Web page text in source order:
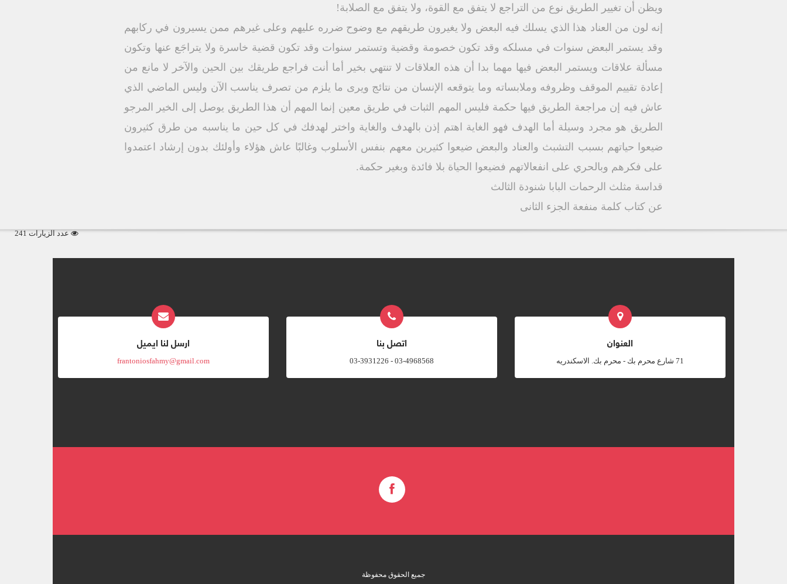
ويظن أن تغيير الطريق نوع من التراجع لا يتفق مع القوة، ولا يتفق مع الصلابة!
إنه لون من العناد هذا الذي يسلك فيه البعض ولا يغيرون طريقهم مع وضوح ضرره عليهم وعلى غيرهم ممن يسيرون في ركابهم
وقد يستمر البعض سنوات في مسلكه وقد تكون خصومة وقضية وتستمر سنوات وقد تكون قضية خاسرة ولا يتراجَع عنها وتكون
مسألة علاقات ويستمر البعض فيها مهما بدا أن هذه العلاقات لا تنتهي بخير أما أنت فراجع طريقك بين الحين والآخر لا مانع من
إعادة تقييم الموقف وظروفه وملابساته وما يتوقعه الإنسان من نتائج ويرى ما يلزم من تصرف يناسب الآن وليس الماضي الذي
عاش فيه إن مراجعة الطريق فيها حكمة فليس المهم الثبات في طريق معين إنما المهم أن هذا الطريق يوصل إلى الخير المرجو
الطريق هو مجرد وسيلة أما الهدف فهو الغاية اهتم إذن بالهدف والغاية واختر لهدفك في كل حين ما يناسبه من طرق كثيرون
ضيعوا حياتهم بسبب التشبث والعناد والبعض ضيعوا كثيرين معهم بنفس الأسلوب وغالبًا عاش هؤلاء وأولئك بدون إرشاد اعتمدوا
على فكرهم وبالحري على انفعالاتهم فضيعوا الحياة بلا فائدة وبغير حكمة.
قداسة مثلث الرحمات البابا شنودة الثالث
عن كتاب كلمة منفعة الجزء الثانى
عدد الزيارات 241
العنوان
‎71 شارع محرم بك - محرم بك. الاسكندريه
اتصل بنا
03-4968568 - 03-3931226
ارسل لنا ايميل
frantoniosfahmy@gmail.com
جميع الحقوق محفوظة